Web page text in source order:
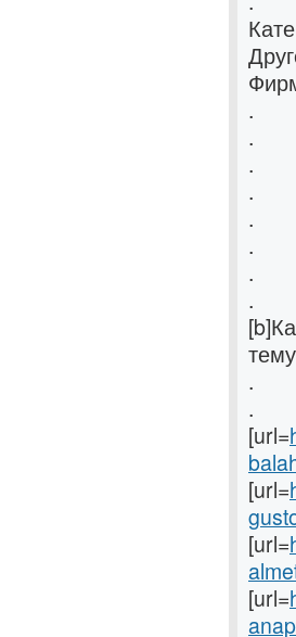
.
.
.
.
.
.
.
.
.
.
[url=
[url=
[url=
[url=